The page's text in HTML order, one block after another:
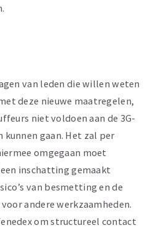
van leden die willen weten
deze nieuwe maatregelen,
niet voldoen aan de 3G-
kunnen gaan. Het zal per
omgegaan moet
inschatting gemaakt
van besmetting en de
andere werkzaamheden.
om structureel contact